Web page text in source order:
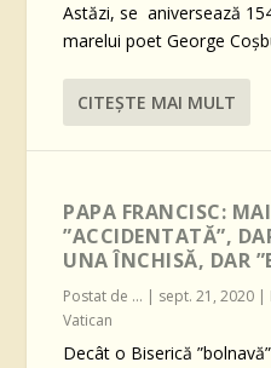
Astăzi, se aniversează
marelui poet George
CITEŞTE MAI MULT
PAPA FRANCISC:
”ACCIDENTATĂ”,
UNA ÎNCHISĂ, DAR
Postat de ... | sept. 21, 2020 |
Vatican
Decât o Biserică